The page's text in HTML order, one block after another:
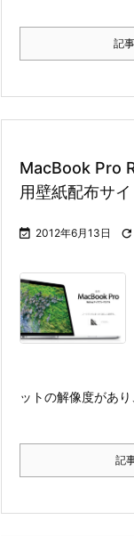
記
MacBook Pro
用壁紙配布サ
 2012年6月13日 
ットの解像度があ
記